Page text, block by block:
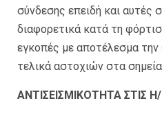
σύνδεσης επειδή και αυτές
διαφορετικά κατά τη
εγκοπές με αποτέλεσμα
τελικά αστοχιών στα
ΑΝΤΙΣΕΙΣΜΙΚΟΤΗΤΑ ΣΤΙΣ